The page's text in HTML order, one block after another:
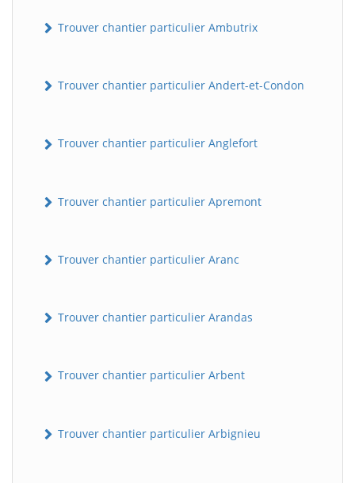
Trouver chantier particulier Ambutrix
Trouver chantier particulier Andert-et-Condon
Trouver chantier particulier Anglefort
Trouver chantier particulier Apremont
Trouver chantier particulier Aranc
Trouver chantier particulier Arandas
Trouver chantier particulier Arbent
Trouver chantier particulier Arbignieu